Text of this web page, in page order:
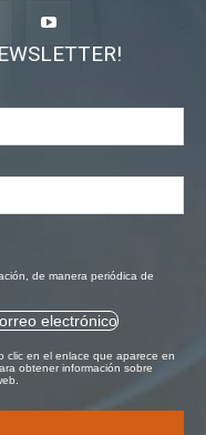
de manera periódica de
electrónico
clic en el enlace que aparece en
obtener información sobre